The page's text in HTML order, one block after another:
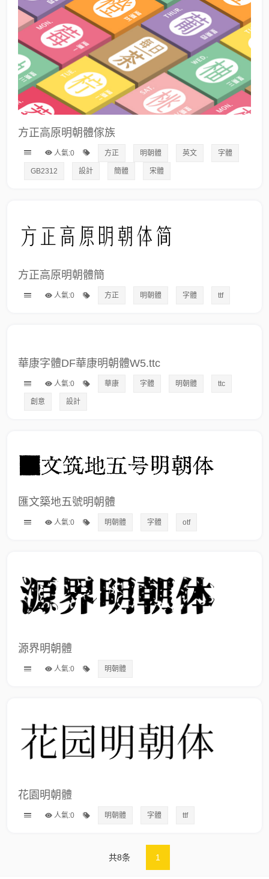
方正高原明朝體傢族
人氣:0 方正 明朝體 英文 字體
GB2312 設計 簡體 宋體
方正高原明朝體簡
人氣:0 方正 明朝體 字體 ttf
華康字體DF華康明朝體W5.ttc
人氣:0 華康 字體 明朝體 ttc
創意 設計
匯文築地五號明朝體
人氣:0 明朝體 字體 otf
源界明朝體
人氣:0 明朝體
花園明朝體
人氣:0 明朝體 字體 ttf
共8条 1